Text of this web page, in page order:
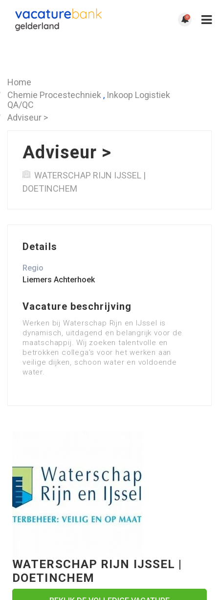
0
Home
Chemie Procestechniek , Inkoop Logistiek
QA/QC
Adviseur >
Adviseur >
WATERSCHAP RIJN IJSSEL |
DOETINCHEM
Details
Regio
Liemers Achterhoek
Vacature beschrijving
Werken bij Waterschap Rijn en IJssel is
dynamisch, uitdagend en belangrijk voor de
maatschappij. Wij zoeken talentvolle en
betrokken collega’s voor het werken aan
veilige dijken, schoon water en voldoende
water.
WATERSCHAP RIJN IJSSEL |
DOETINCHEM